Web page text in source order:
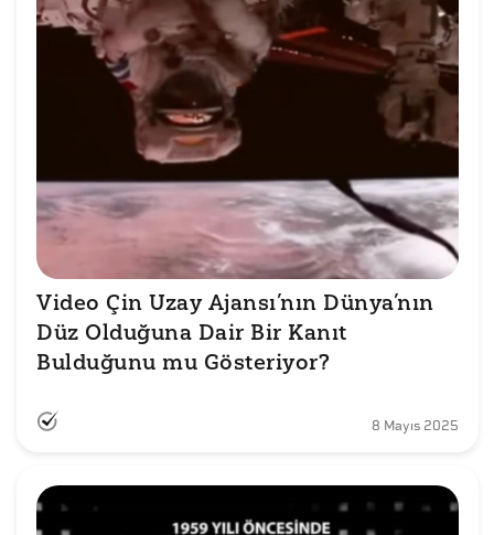
Video Çin Uzay Ajansı’nın Dünya’nın
Düz Olduğuna Dair Bir Kanıt
Bulduğunu mu Gösteriyor?
8 Mayıs 2025